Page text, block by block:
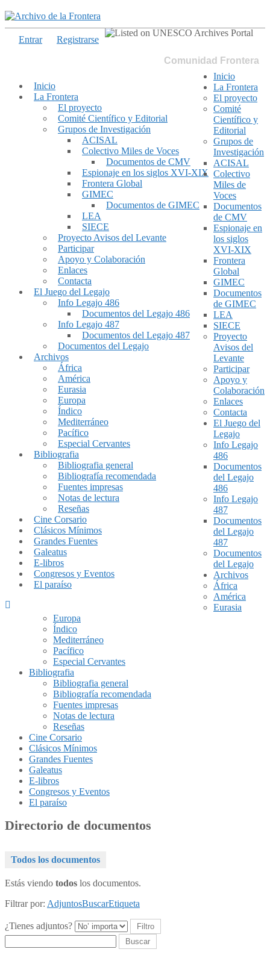
Comunidad Frontera
Inicio
La Frontera
El proyecto
Comité Científico y Editorial
Grupos de Investigación
ACISAL
Colectivo Miles de Voces
Documentos de CMV
Espionaje en los siglos XVI-XIX
Frontera Global
GIMEC
Documentos de GIMEC
LEA
SIECE
Proyecto Avisos del Levante
Participar
Apoyo y Colaboración
Enlaces
Contacta
El Juego del Legajo
Info Legajo 486
Documentos del Legajo 486
Info Legajo 487
Documentos del Legajo 487
Documentos del Legajo
Archivos
África
América
Eurasia
Europa
Índico
Mediterráneo
Pacífico
Especial Cervantes
Bibliografia
Bibliografia general
Bibliografía recomendada
Fuentes impresas
Notas de lectura
Reseñas
Cine Corsario
Clásicos Mínimos
Grandes Fuentes
Galeatus
E-libros
Congresos y Eventos
El paraíso
Entrar Registrarse
Inicio
La Frontera
El proyecto
Comité
Científico y
Editorial
Grupos de
Investigación
ACISAL
Colectivo
Miles de
Voces
Documentos
de CMV
Espionaje en
los siglos
XVI-XIX
Frontera
Global
GIMEC
Documentos
de GIMEC
LEA
SIECE
Proyecto
Avisos del
Levante
Participar
Apoyo y
Colaboración
Enlaces
Contacta
El Juego del
Legajo
Info Legajo
486
Documentos
del Legajo
486
Info Legajo
487
Documentos
del Legajo
487
Documentos
del Legajo
Archivos
África
América
Eurasia
Europa
Índico
Mediterráneo
Pacífico
Especial Cervantes
Bibliografia
Bibliografia general
Bibliografía recomendada
Fuentes impresas
Notas de lectura
Reseñas
Cine Corsario
Clásicos Mínimos
Grandes Fuentes
Galeatus
E-libros
Congresos y Eventos
El paraíso
Directorio de documentos
Todos los documentos
Estás viendo todos los documentos.
Filtrar por: AdjuntosBuscarEtiqueta
¿Tienes adjuntos?
Buscar